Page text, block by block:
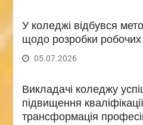
У коледжі відбувся
щодо розробки
05.07.2026
Викладачі коледжу
підвищення
трансформація